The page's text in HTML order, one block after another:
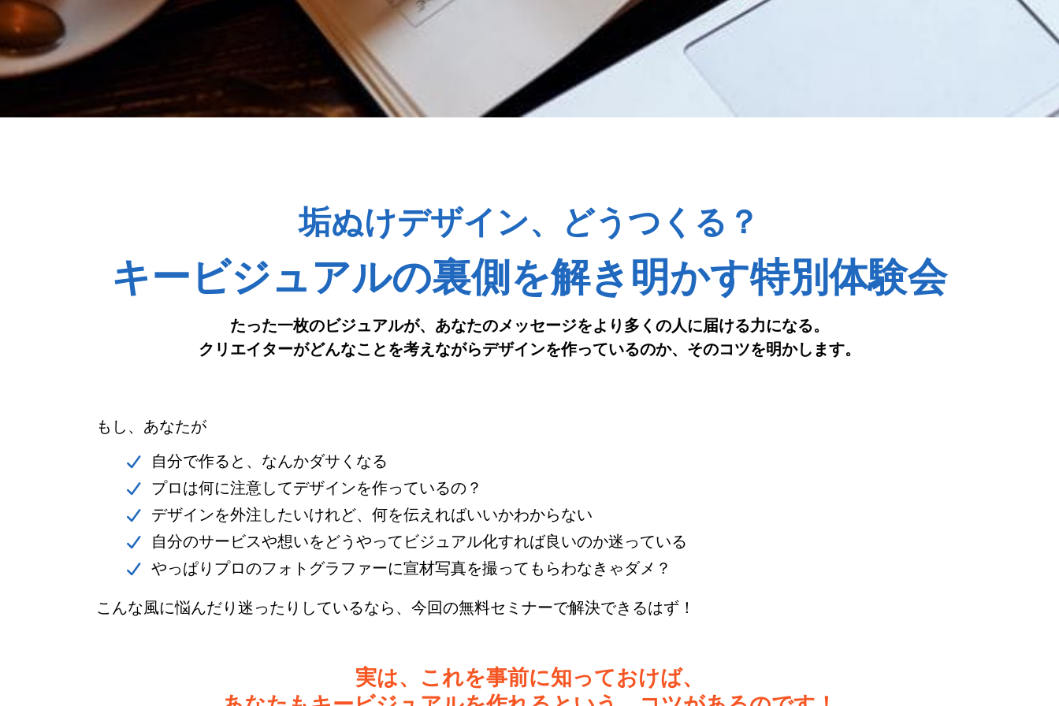
垢ぬけデザイン、どうつくる？
キービジュアルの裏側を解き明かす特別体験会
たった一枚のビジュアルが、あなたのメッセージをより多くの人に届ける力になる。
クリエイターがどんなことを考えながらデザインを作っているのか、そのコツを明かします。
もし、あなたが
自分で作ると、なんかダサくなる
プロは何に注意してデザインを作っているの？
デザインを外注したいけれど、何を伝えればいいかわからない
自分のサービスや想いをどうやってビジュアル化すれば良いのか迷っている
やっぱりプロのフォトグラファーに宣材写真を撮ってもらわなきゃダメ？
こんな風に悩んだり迷ったりしているなら、今回の無料セミナーで解決できるはず！
実は、これを事前に知っておけば、